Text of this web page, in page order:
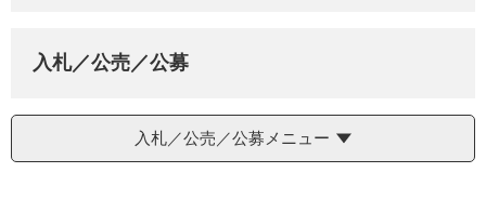
入札／公売／公募
入札／公売／公募メニュー